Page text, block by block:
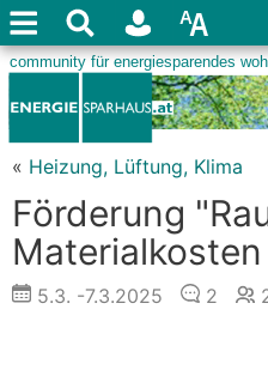
« Heizung, Lüftung, Klima
Förderung
Materialkosten
5.3. -7.3.2025 2